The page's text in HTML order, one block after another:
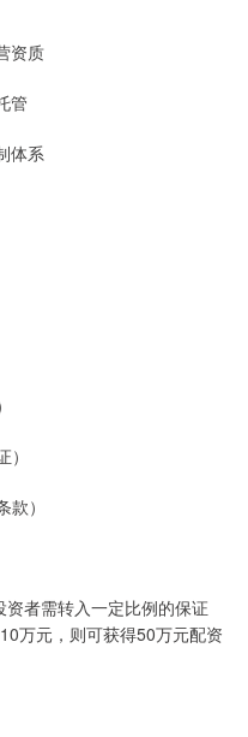
资质
管
体系
）
者需转入一定比例的保证
万元，则可获得50万元配资